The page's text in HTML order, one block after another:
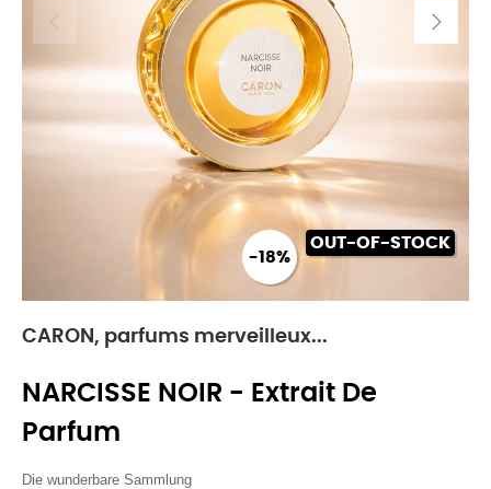
-18%
OUT-OF-STOCK
CARON, parfums merveilleux...
NARCISSE NOIR - Extrait De
Parfum
Die wunderbare Sammlung